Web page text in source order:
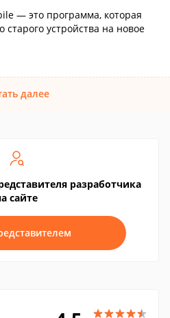
— это программа, которая
устройства на новое
далее
разработчика
сайте